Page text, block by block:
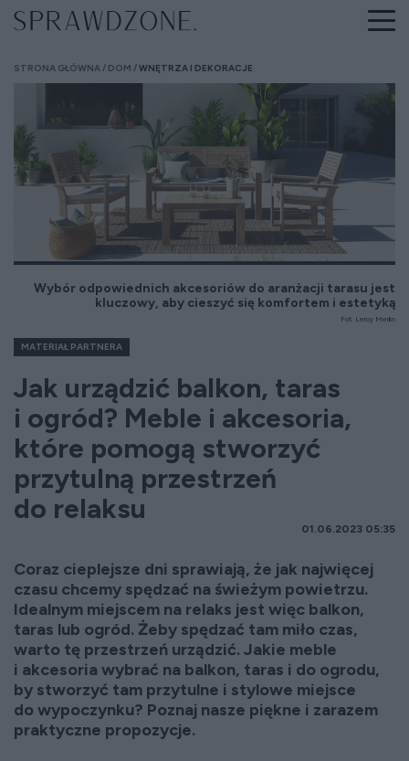
STRONA GŁÓWNA DOM WNĘTRZA I DEKORACJE
Wybór odpowiednich akcesoriów do aranżacji tarasu jest
kluczowy, aby cieszyć się komfortem i estetyką
Fot. Leroy Merlin
MATERIAŁ PARTNERA
Jak urządzić balkon, taras
i ogród? Meble i akcesoria,
które pomogą stworzyć
przytulną przestrzeń
do relaksu
01.06.2023 05:35
Coraz cieplejsze dni sprawiają, że jak najwięcej
czasu chcemy spędzać na świeżym powietrzu.
Idealnym miejscem na relaks jest więc balkon,
taras lub ogród. Żeby spędzać tam miło czas,
warto tę przestrzeń urządzić. Jakie meble
i akcesoria wybrać na balkon, taras i do ogrodu,
by stworzyć tam przytulne i stylowe miejsce
do wypoczynku? Poznaj nasze piękne i zarazem
praktyczne propozycje.